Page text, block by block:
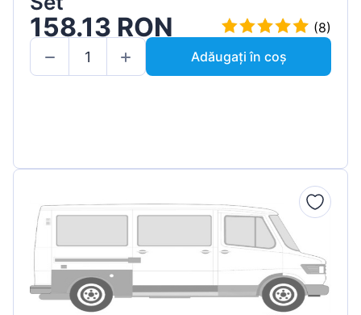
158.13 RON
(8)
Adăugați în coș